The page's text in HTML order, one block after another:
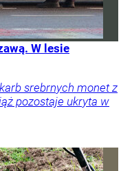
W lesie
srebrnych monet z
pozostaje ukryta w